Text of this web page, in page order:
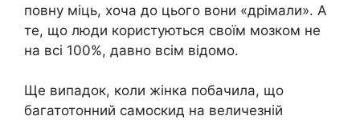
повну міць, хоча до цього вони «дрімали». А
те, що люди користуються своїм мозком не
на всі 100%, давно всім відомо.
Ще випадок, коли жінка побачила, що
багатотонний самоскид на величезній